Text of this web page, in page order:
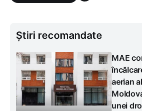
Știri recomandate
MAE
aerian
unei